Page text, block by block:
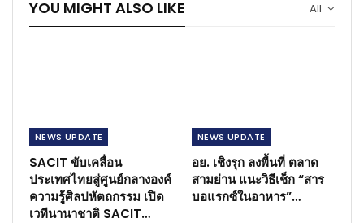
All
YOU MIGHT ALSO LIKE
NEWS​ UPDATE
SACIT ขับเคลื่อน
ประเทศไทยสู่ศูนย์กลางองค์
ความรู้ศิลปหัตถกรรม เปิด
เวทีนานาชาติ SACIT…
NEWS​ UPDATE
อย. เชิงรุก ลงพื้นที่ ตลาด
สามย่าน แนะวิธีเช็ก “สาร
บอแรกซ์ในอาหาร”…